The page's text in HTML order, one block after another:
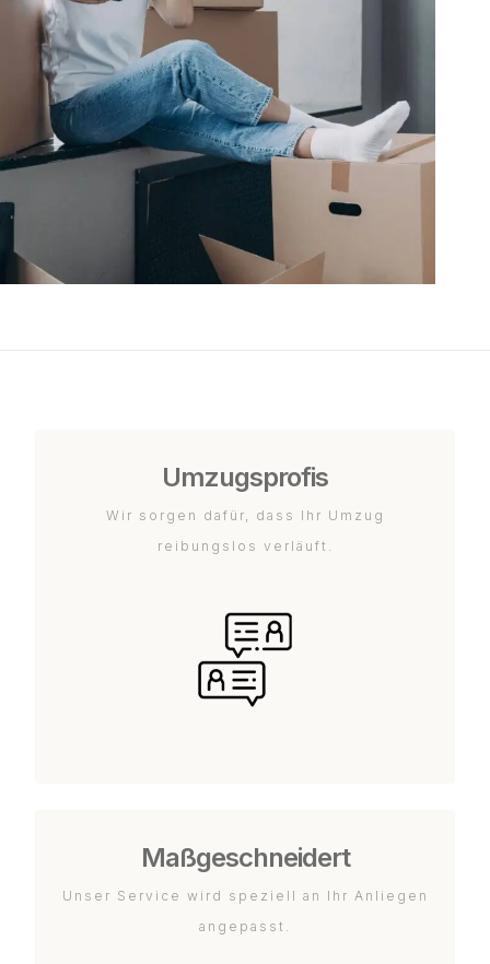
Umzugsprofis
Wir sorgen dafür, dass Ihr Umzug
reibungslos verläuft.
Maßgeschneidert
Unser Service wird speziell an Ihr Anliegen
angepasst.